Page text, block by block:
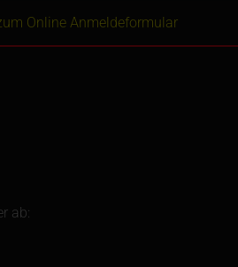
Online Anmeldeformular
ab: